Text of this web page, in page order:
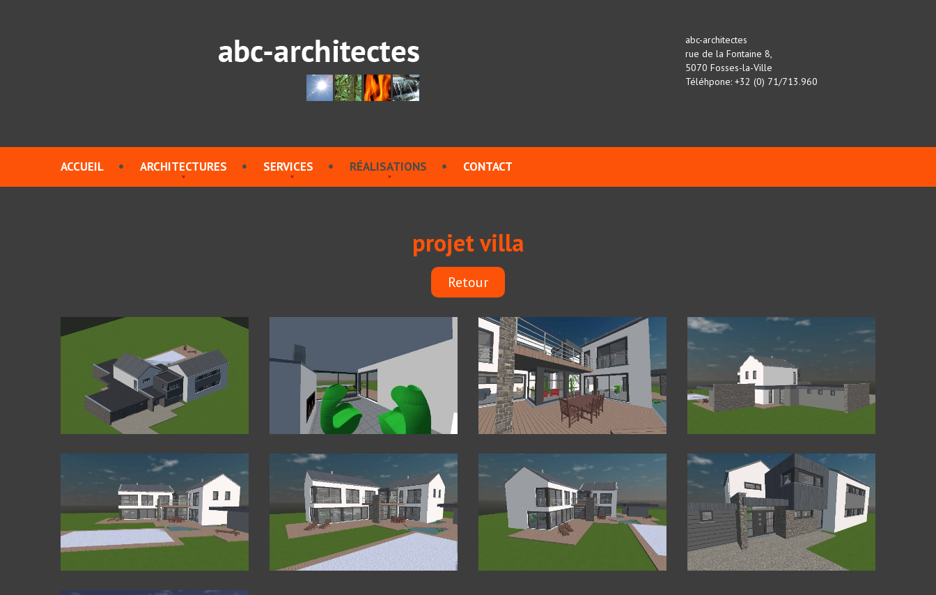
abc-architectes
rue de la Fontaine 8,
5070 Fosses-la-Ville
Téléhpone: +32 (0) 71/713.960
ACCUEIL ARCHITECTURES SERVICES RÉALISATIONS CONTACT
projet villa
Retour